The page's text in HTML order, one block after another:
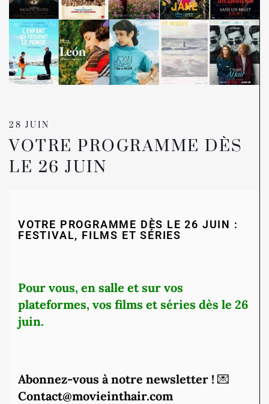
28 JUIN
VOTRE PROGRAMME DÈS
LE 26 JUIN
VOTRE PROGRAMME DÈS LE 26 JUIN :
FESTIVAL, FILMS ET SÉRIES
Pour vous, en salle et sur vos
plateformes, vos films et séries dès le 26
juin.
Abonnez-vous à notre newsletter ! 💌
Contact@movieinthair.com